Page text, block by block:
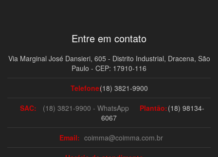
Entre em contato
Via Marginal José Dansieri, 605 - Distrito Industrial, Dracena, São
Paulo - CEP: 17910-116
Telefone:(18) 3821-9900
SAC: (18) 3821-9900 - WhatsApp Plantão:(18) 98134-
6067
Email: coimma@coimma.com.br